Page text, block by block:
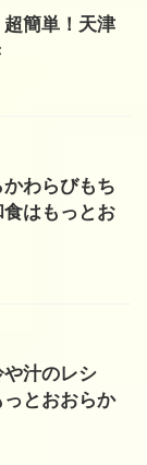
超簡単！天津
かわらびもち
はもっとお
や汁のレシ
とおおらか